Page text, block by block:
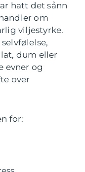
hatt det sånn
om
viljestyrke.
dum eller
evner og
over
for: